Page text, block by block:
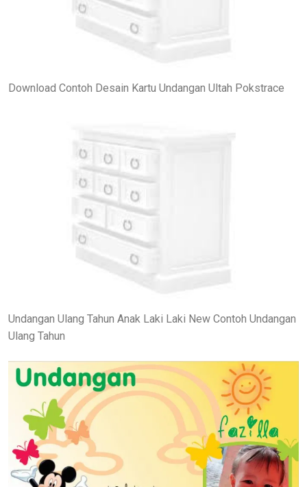
Download Contoh Desain Kartu Undangan Ultah Pokstrace
Undangan Ulang Tahun Anak Laki Laki New Contoh Undangan
Ulang Tahun